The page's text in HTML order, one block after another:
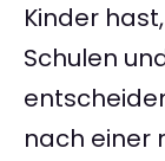
Kinder
Schulen
nach einer